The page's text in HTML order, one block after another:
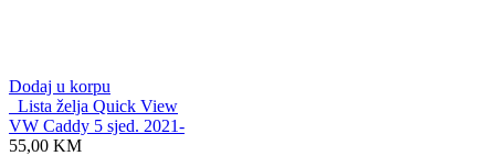
Dodaj u korpu
Lista želja Quick View
VW Caddy 5 sjed. 2021-
55,00 KM